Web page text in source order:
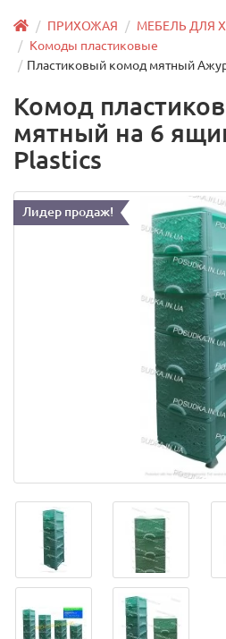
ПРИХОЖАЯ
МЕБЕЛЬ ДЛЯ
Комоды пластиковые
Пластиковый комод мятный
Комод
мятный на 6
Plastics
Лидер продаж!